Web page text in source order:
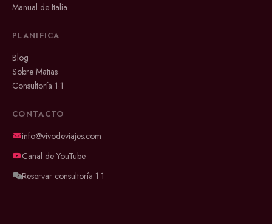
Manual de Italia
PLANIFICA
Blog
Sobre Matias
Consultoría 1·1
CONTACTO
info@vivodeviajes.com
Canal de YouTube
Reservar consultoría 1·1